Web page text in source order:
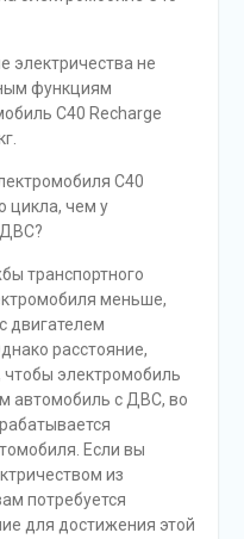
электричества не
функциям
C40 Recharge
C40
цикла, чем у
ДВС?
транспортного
меньше,
двигателем
расстояние,
чтобы электромобиль
автомобиль с ДВС, во
Если вы
из
потребуется
для достижения этой